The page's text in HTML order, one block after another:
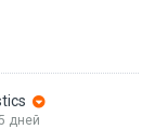
дней